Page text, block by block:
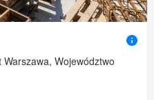
Warszawa, Województwo